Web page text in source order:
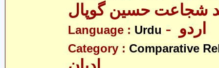
Language : Urdu
Category : Comparative